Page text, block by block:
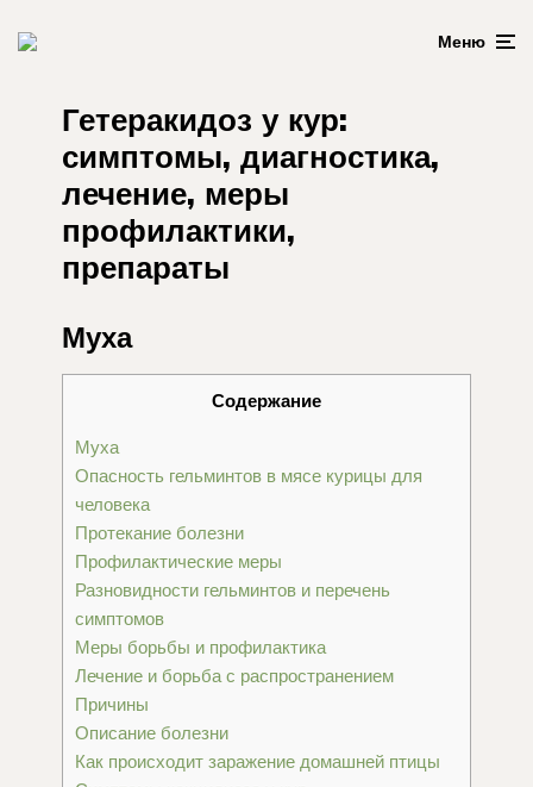
Меню
Гетеракидоз у кур:
симптомы, диагностика,
лечение, меры
профилактики,
препараты
Муха
Содержание
Муха
Опасность гельминтов в мясе курицы для
человека
Протекание болезни
Профилактические меры
Разновидности гельминтов и перечень
симптомов
Меры борьбы и профилактика
Лечение и борьба с распространением
Причины
Описание болезни
Как происходит заражение домашней птицы